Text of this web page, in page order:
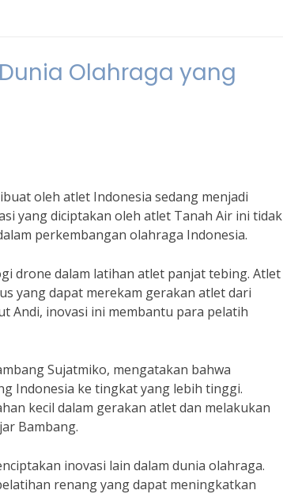
Olahraga yang
oleh atlet Indonesia sedang menjadi
yang diciptakan oleh atlet Tanah Air ini tidak
perkembangan olahraga Indonesia.
drone dalam latihan atlet panjat tebing. Atlet
yang dapat merekam gerakan atlet dari
Andi, inovasi ini membantu para pelatih
Sujatmiko, mengatakan bahwa
Indonesia ke tingkat yang lebih tinggi.
kecil dalam gerakan atlet dan melakukan
Bambang.
inovasi lain dalam dunia olahraga.
renang yang dapat meningkatkan